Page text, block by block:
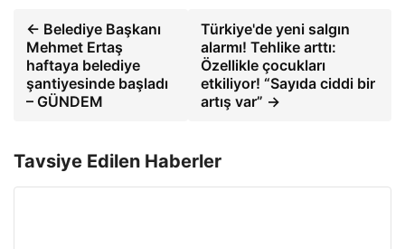
← Belediye Başkanı
Mehmet Ertaş
haftaya belediye
şantiyesinde başladı
– GÜNDEM
Türkiye'de yeni salgın
alarmı! Tehlike arttı:
Özellikle çocukları
etkiliyor! “Sayıda ciddi bir
artış var” →
Tavsiye Edilen Haberler